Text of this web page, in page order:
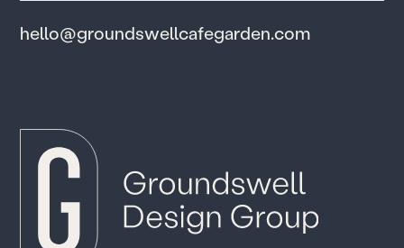
hello@groundswellcafegarden.com